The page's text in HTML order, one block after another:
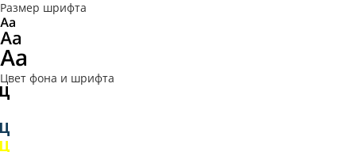
Размер шрифта
Цвет фона и шрифта